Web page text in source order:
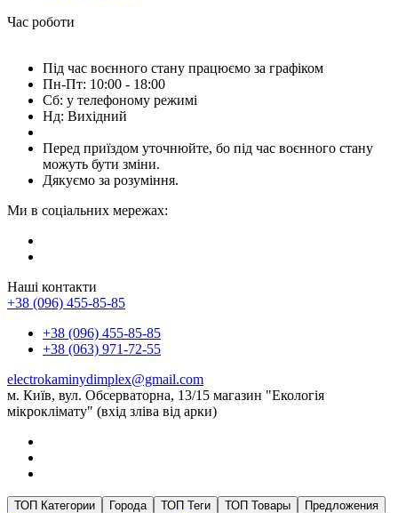
Час роботи
Під час воєнного стану працюємо за графіком
Пн-Пт: 10:00 - 18:00
Сб: у телефоному режимі
Нд: Вихідний
Перед приїздом уточнюйте, бо під час воєнного стану
можуть бути зміни.
Дякуємо за розуміння.
Ми в соціальних мережах:
Наші контакти
+38 (096) 455-85-85
+38 (096) 455-85-85
+38 (063) 971-72-55
electrokaminydimplex@gmail.com
м. Київ, вул. Обсерваторна, 13/15 магазин "Екологія
мікроклімату" (вхід зліва від арки)
ТОП Категории Города ТОП Теги ТОП Товары Предложения